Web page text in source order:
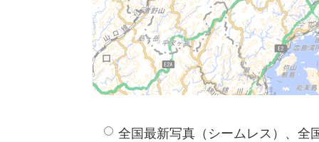
全国最新写真（シームレス）、全